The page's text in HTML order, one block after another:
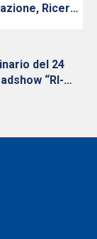
Ricerca
del 24
“RI-